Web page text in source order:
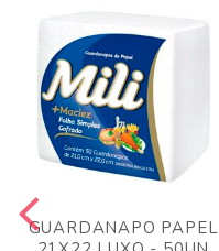
GUARDANAPO PAPEL